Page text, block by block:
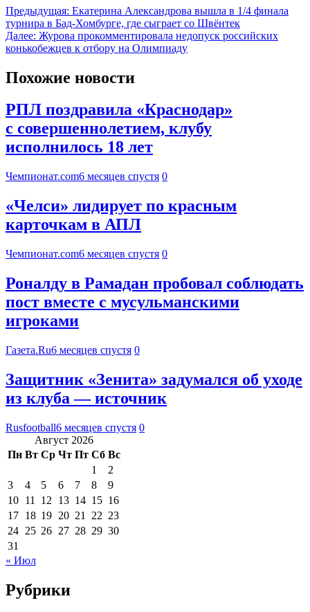
Предыдущая: Екатерина Александрова вышла в 1/4 финала
турнира в Бад-Хомбурге, где сыграет со Швёнтек
Далее: Журова прокомментировала недопуск российских
конькобежцев к отбору на Олимпиаду
Похожие новости
РПЛ поздравила «Краснодар»
с совершеннолетием, клубу
исполнилось 18 лет
Чемпионат.com6 месяцев спустя 0
«Челси» лидирует по красным
карточкам в АПЛ
Чемпионат.com6 месяцев спустя 0
Роналду в Рамадан пробовал соблюдать
пост вместе с мусульманскими
игроками
Газета.Ru6 месяцев спустя 0
Защитник «Зенита» задумался об уходе
из клуба — источник
Rusfootball6 месяцев спустя 0
Август 2026
Пн Вт Ср Чт Пт Сб Вс
1
2
3
4 5 6 7 8
9
10 11 12 13 14 15 16
17 18 19 20 21 22 23
24 25 26 27 28 29 30
31
« Июл
Рубрики